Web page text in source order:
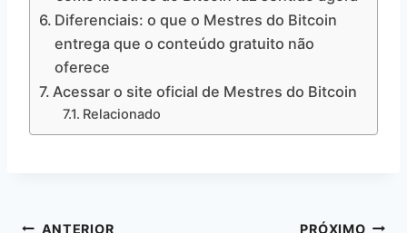
Diferenciais: o que o Mestres do Bitcoin
entrega que o conteúdo gratuito não
oferece
Acessar o site oficial de Mestres do Bitcoin
Relacionado
Navegação
ANTERIOR PRÓXIMO